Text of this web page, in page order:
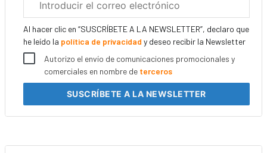
electrónico
Al hacer clic en “SUSCRÍBETE A LA NEWSLETTER”, declaro que
he leído la política de privacidad y deseo recibir la Newsletter
Autorizo el envío de comunicaciones promocionales y
comerciales en nombre de terceros
SUSCRÍBETEA LA NEWSLETTER